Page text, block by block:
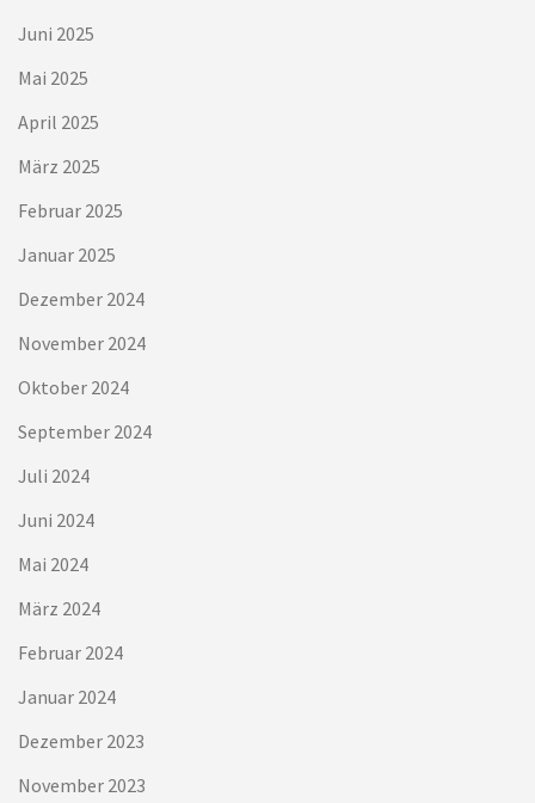
Juni 2025
Mai 2025
April 2025
März 2025
Februar 2025
Januar 2025
Dezember 2024
November 2024
Oktober 2024
September 2024
Juli 2024
Juni 2024
Mai 2024
März 2024
Februar 2024
Januar 2024
Dezember 2023
November 2023